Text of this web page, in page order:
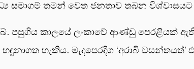
සමාගම් තමන් වෙත ජනතාව තබන
කාලයේ ලංකාවේ ආණ්ඩු පෙරළියක් ඇති
හැකිය. මැදපෙරදිග ‘අරාබි වසන්තයත්’